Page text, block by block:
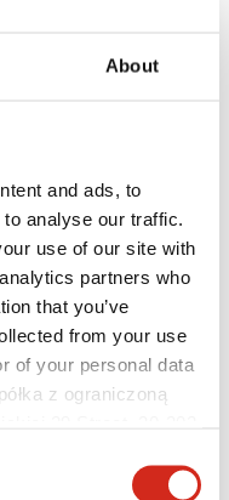
About
and ads, to
analyse our traffic.
use of our site with
partners who
that you’ve
from your use
of your personal data
z ograniczoną